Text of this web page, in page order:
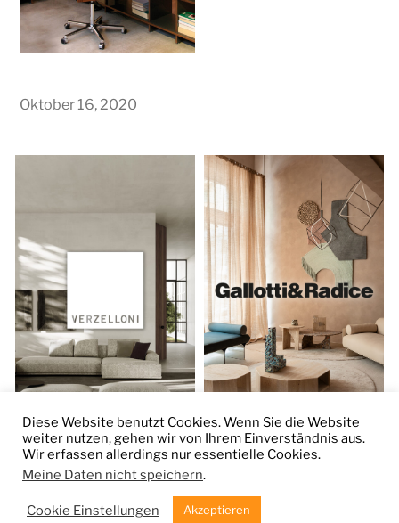
Oktober 16, 2020
© 2026Jürgen Horst Handelsagentur
Ein Theme vonAnders Norén
Diese Website benutzt Cookies. Wenn Sie die Website
weiter nutzen, gehen wir von Ihrem Einverständnis aus.
Wir erfassen allerdings nur essentielle Cookies.
Meine Daten nicht speichern.
Cookie Einstellungen Akzeptieren